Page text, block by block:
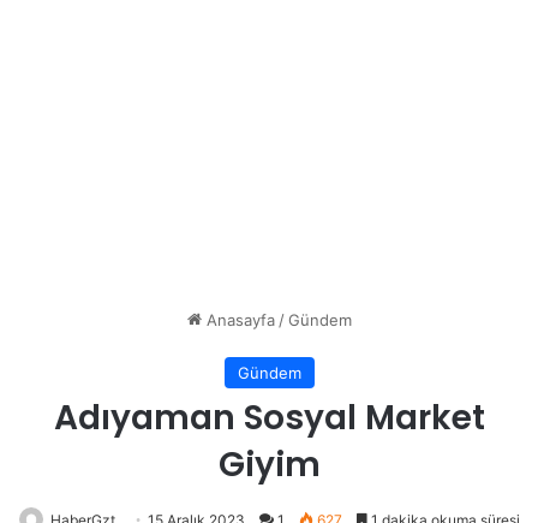
Anasayfa / Gündem
Gündem
Adıyaman Sosyal Market
Giyim